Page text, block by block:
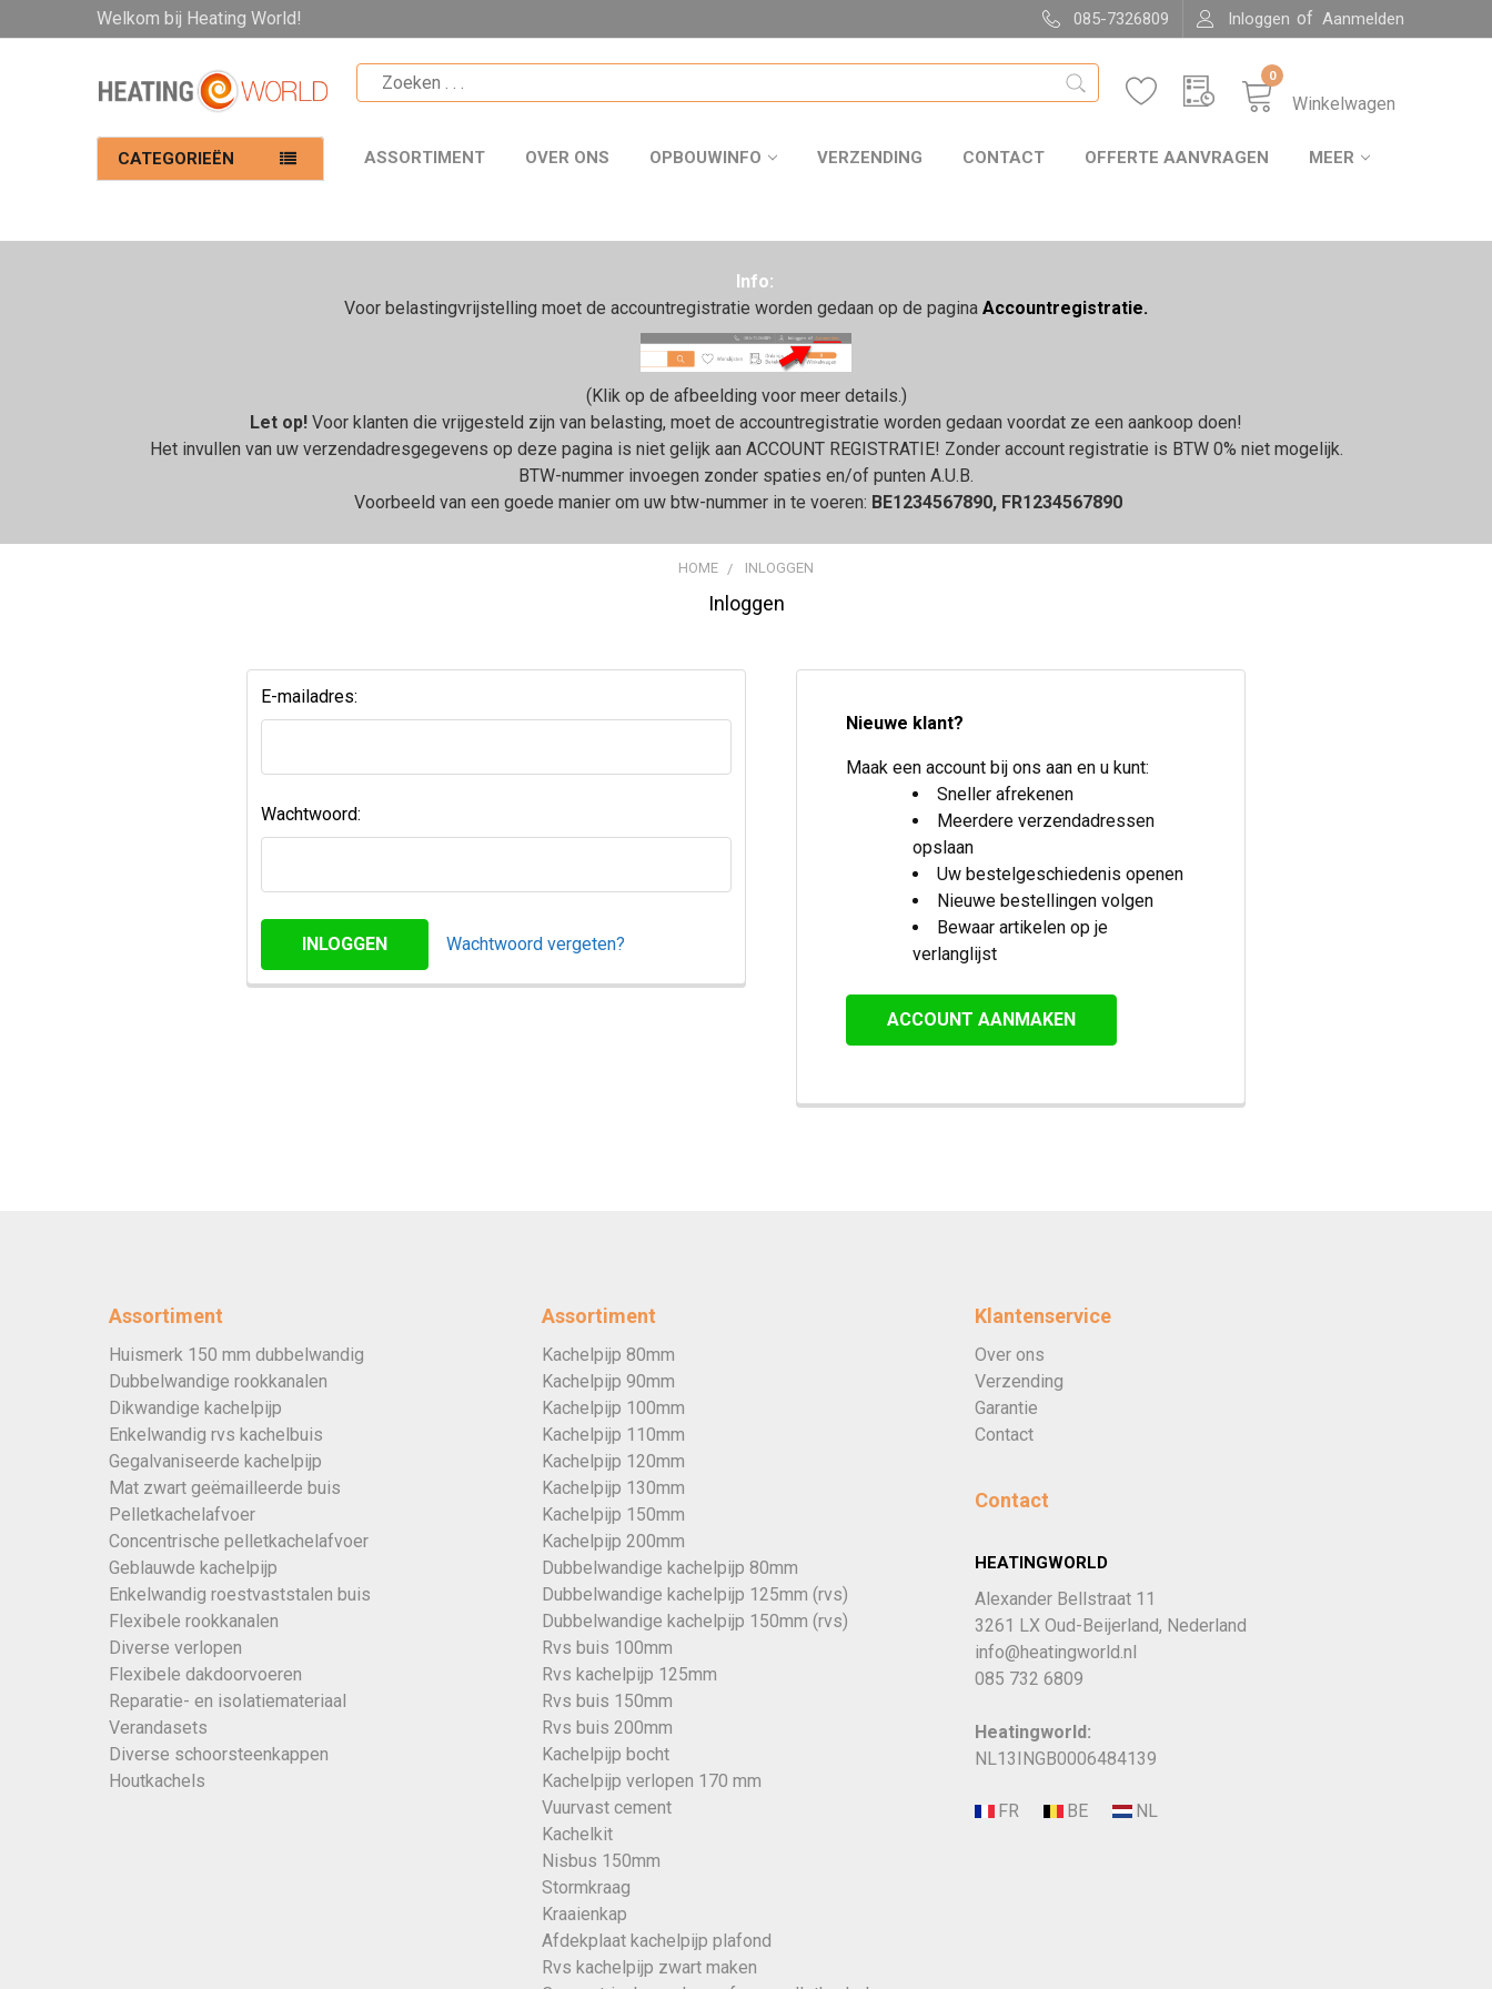
Welkom bij Heating World! 085-7326809 Inloggen of Aanmelden
Winkelwagen
0
CATEGORIEËN ASSORTIMENT OVER ONS OPBOUWINFO VERZENDING CONTACT OFFERTE AANVRAGEN MEER
Info:
Voor belastingvrijstelling moet de accountregistratie worden gedaan op de pagina Accountregistratie.
(Klik op de afbeelding voor meer details.)
Let op! Voor klanten die vrijgesteld zijn van belasting, moet de accountregistratie worden gedaan voordat ze een aankoop doen!
Het invullen van uw verzendadresgegevens op deze pagina is niet gelijk aan ACCOUNT REGISTRATIE! Zonder account registratie is BTW 0% niet mogelijk.
BTW-nummer invoegen zonder spaties en/of punten A.U.B.
Voorbeeld van een goede manier om uw btw-nummer in te voeren: BE1234567890, FR1234567890
HOME INLOGGEN
Inloggen
E-mailadres:
Wachtwoord:
Wachtwoord vergeten?
Nieuwe klant?
Maak een account bij ons aan en u kunt:
Sneller afrekenen
Meerdere verzendadressen
opslaan
Uw bestelgeschiedenis openen
Nieuwe bestellingen volgen
Bewaar artikelen op je
verlanglijst
ACCOUNT AANMAKEN
Assortiment
Huismerk 150 mm dubbelwandig
Dubbelwandige rookkanalen
Dikwandige kachelpijp
Enkelwandig rvs kachelbuis
Gegalvaniseerde kachelpijp
Mat zwart geëmailleerde buis
Pelletkachelafvoer
Concentrische pelletkachelafvoer
Geblauwde kachelpijp
Enkelwandig roestvaststalen buis
Flexibele rookkanalen
Diverse verlopen
Flexibele dakdoorvoeren
Reparatie- en isolatiemateriaal
Verandasets
Diverse schoorsteenkappen
Houtkachels
Assortiment
Kachelpijp 80mm
Kachelpijp 90mm
Kachelpijp 100mm
Kachelpijp 110mm
Kachelpijp 120mm
Kachelpijp 130mm
Kachelpijp 150mm
Kachelpijp 200mm
Dubbelwandige kachelpijp 80mm
Dubbelwandige kachelpijp 125mm (rvs)
Dubbelwandige kachelpijp 150mm (rvs)
Rvs buis 100mm
Rvs kachelpijp 125mm
Rvs buis 150mm
Rvs buis 200mm
Kachelpijp bocht
Kachelpijp verlopen 170 mm
Vuurvast cement
Kachelkit
Nisbus 150mm
Stormkraag
Kraaienkap
Afdekplaat kachelpijp plafond
Rvs kachelpijp zwart maken
Klantenservice
Over ons
Verzending
Garantie
Contact
Contact
HEATINGWORLD
Alexander Bellstraat 11
3261 LX Oud-Beijerland, Nederland
info@heatingworld.nl
085 732 6809
Heatingworld:
NL13INGB0006484139